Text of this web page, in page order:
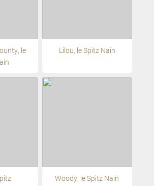
le
Lilou, le Spitz Nain
Woody, le Spitz Nain